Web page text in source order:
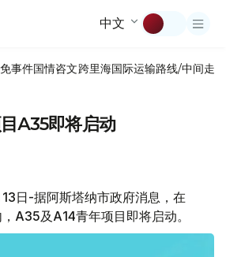
中文
事件国情咨文跨里海国际运输路线/中间走廊
А35即将启动
日-据阿斯塔纳市政府消息，在
А35及А14青年项目即将启动。